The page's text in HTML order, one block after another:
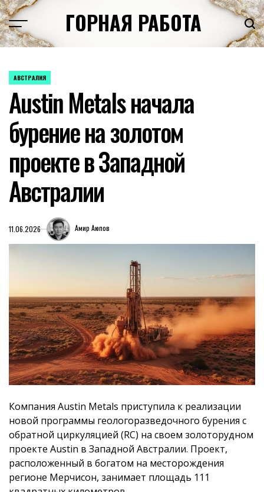
Перейти
к
содержимому
ГОРНАЯ РАБОТА
ОПУБЛИКОВАНО
АВСТРАЛИЯ
Austin Metals начала
бурение на золотом
проекте в Западной
Австралии
11.06.2026 Амир Аюпов
Компания Austin Metals приступила к реализации
новой программы геологоразведочного бурения с
обратной циркуляцией (RC) на своем золоторудном
проекте Austin в Западной Австралии. Проект,
расположенный в богатом на месторождения
регионе Мерчисон, занимает площадь 111